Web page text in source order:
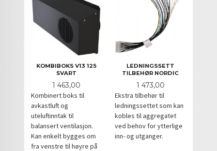
KOMBIBOKS V13 125
SVART
Pris
1 463,00
Kombinert boks til
avkastluft og
uteluftinntak til
balansert ventilasjon.
Kan enkelt bygges om
fra venstre til høyre på
LEDNINGSSETT
TILBEHØR NORDIC
Pris
1 473,00
Ekstra tilbehør til
ledningssettet som kan
kobles til aggregatet
ved behov for ytterlige
inn- og utganger.